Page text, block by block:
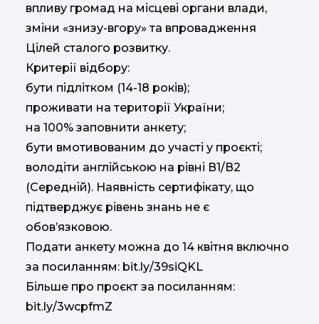
впливу громад на місцеві органи влади,
зміни «знизу-вгору» та впровадження
Цілей сталого розвитку.
Критерії відбору:
бути підлітком (14-18 років);
проживати на території України;
на 100% заповнити анкету;
бути вмотивованим до участі у проєкті;
володіти англійською на рівні В1/В2
(Середній). Наявність сертифікату, що
підтверджує рівень знань не є
обов’язковою.
Подати анкету можна до 14 квітня включно
за посиланням: bit.ly/39siQKL
Більше про проєкт за посиланням:
bit.ly/3wcpfmZ